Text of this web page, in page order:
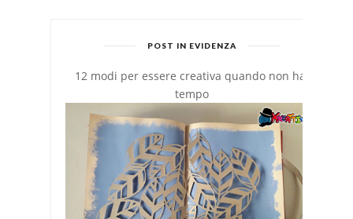
POST IN EVIDENZA
12 modi per essere creativa quando non hai
tempo